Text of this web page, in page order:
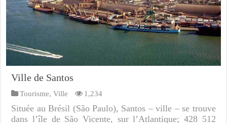
Ville de Santos
Tourisme,Ville 1,234
Située au Brésil (São Paulo), Santos – ville – se trouve
dans l’île de São Vicente, sur l’Atlantique; 428 512